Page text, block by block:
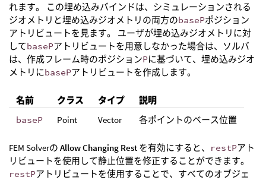
れます。 この埋め込みバインドは、シミュレーションされる
ジオメトリと埋め込みジオメトリの両方のbasePポジション
アトリビュートを見ます。 ユーザが埋め込みジオメトリに対
してbasePアトリビュートを用意しなかった場合は、ソルバ
は、作成フレーム時のポジションPに基づいて、埋め込みジオ
メトリにbasePアトリビュートを作成します。
名前 クラス タイプ
説明
baseP
Point Vector 各ポイントのベース位置
FEM Solverの Allow Changing Rest を有効にすると、 restPアト
リビュートを使用して静止位置を修正することができます。
restPアトリビュートを使用することで、すべてのオブジェ